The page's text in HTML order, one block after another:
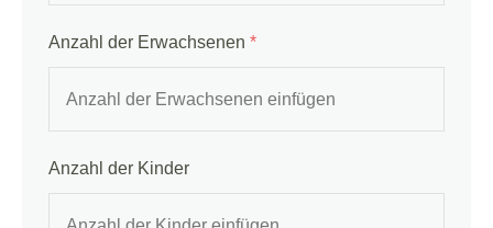
Anzahl der Erwachsenen *
Anzahl der Kinder